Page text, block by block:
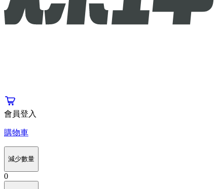
會員登入
購物車
減少數量
0